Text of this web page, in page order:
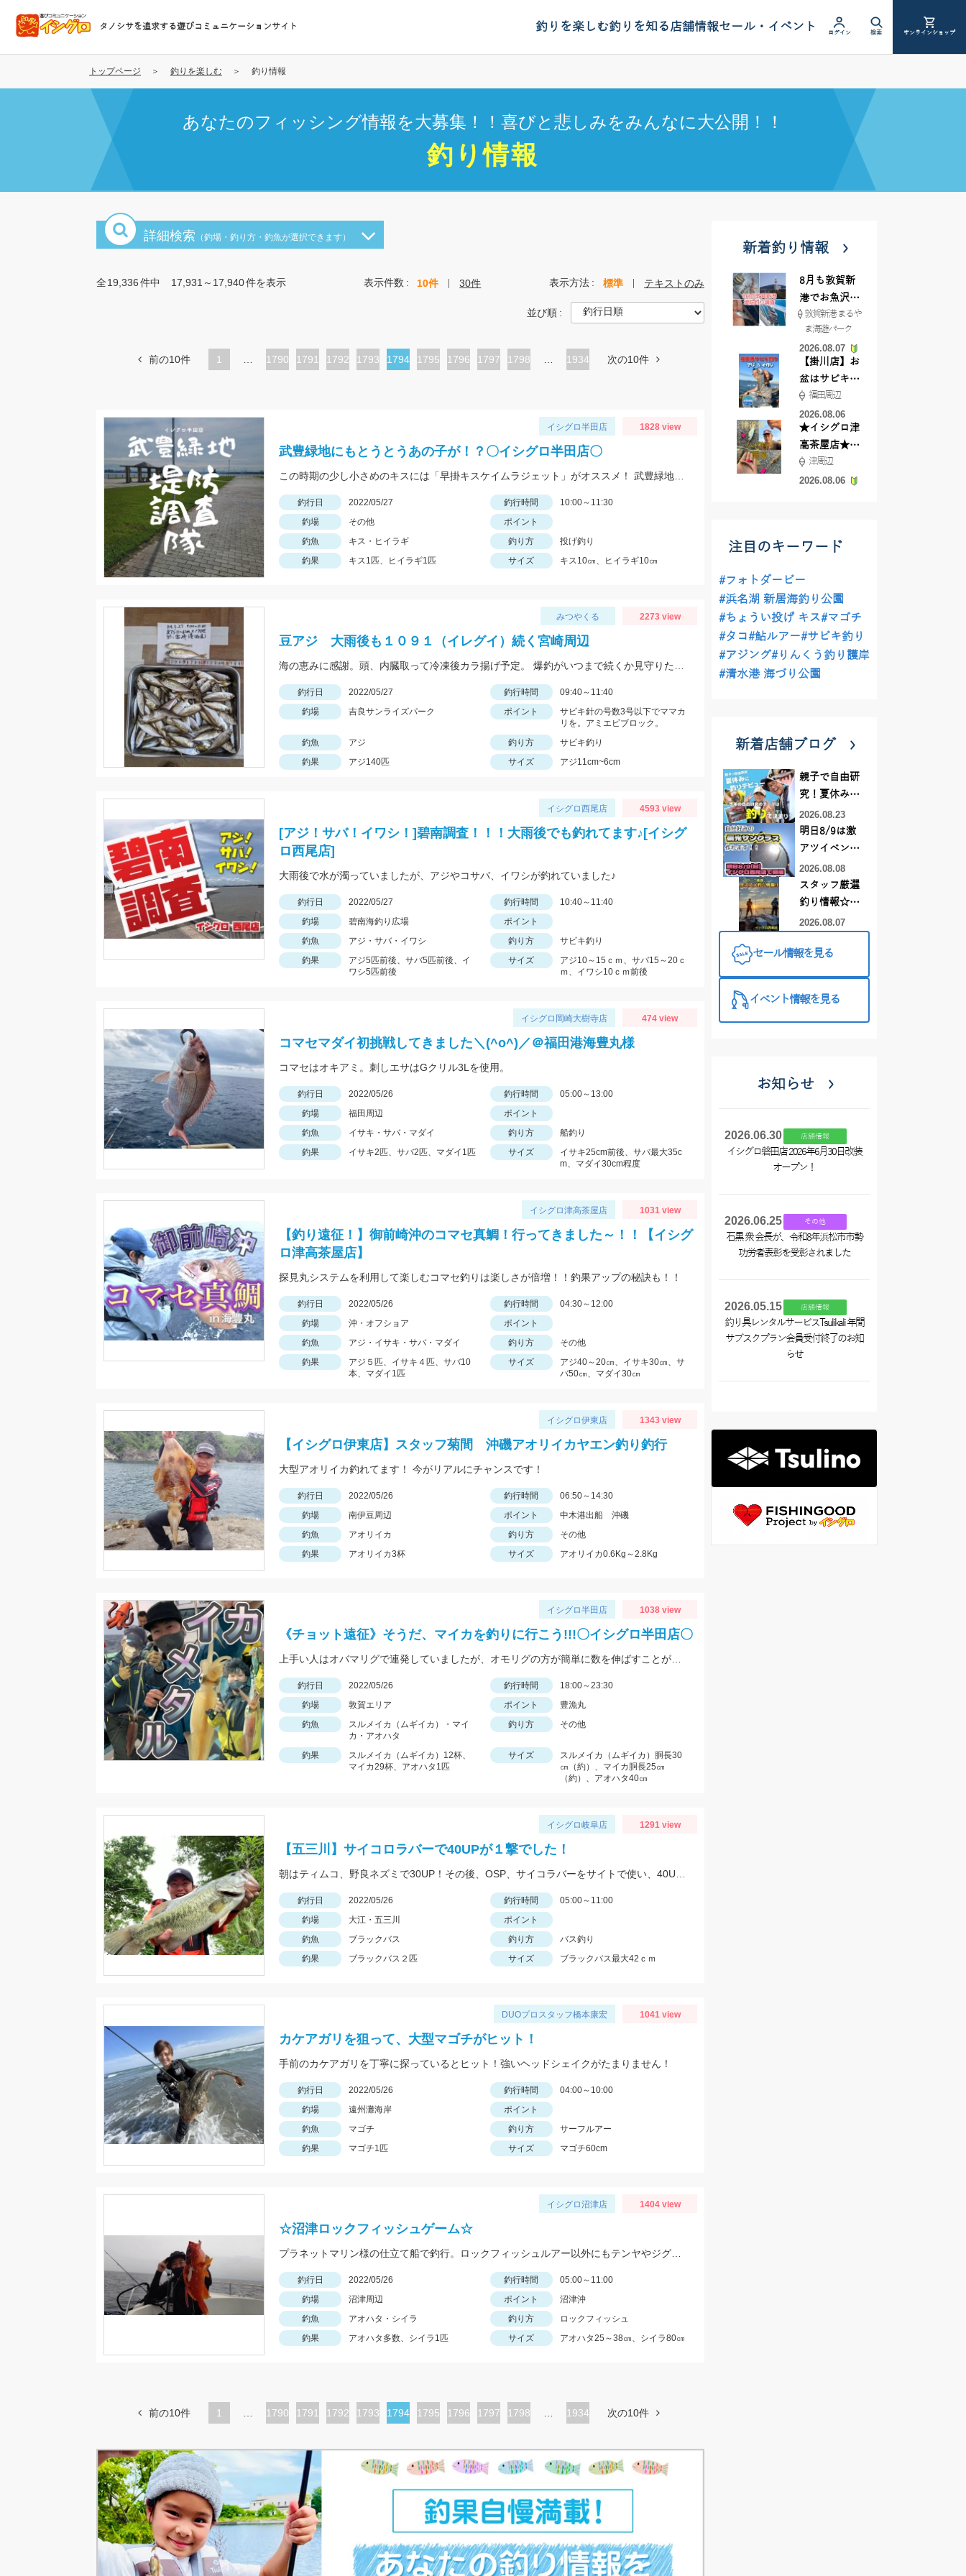
コ
テ
タノシサを追求する遊びコミュニケーションサイト 釣りを楽しむ釣りを知る店舗情報セール・イベント ログイン 検索 オンラインショップ
トップページ 釣りを楽しむ 釣り情報
あなたのフィッシング情報を大募集！！喜びと悲しみをみんなに大公開！！
釣り情報
詳細検索 （釣場・釣り方・釣魚が選択できます）
全19,336件中 17,931～17,940件を表示 表示件数 10件 30件 表示方法 標準 テキストのみ
並び順
前の10件 1
ペ
1790
ペ
1791
ペ
1792
ペ
1793
カ
ペ
1794
ペ
1795
ペ
1796
ペ
1797
ペ
1798 1934 次の10件
イシグロ半田店 1828 view
武豊緑地にもとうとうあの子が！？〇イシグロ半田店〇
釣行日 2022/05/27 釣行時間
10:00～11:30
釣場
その他
ポイント
釣魚
キス・ヒイラギ 釣り方
投げ釣り
釣果
キス1匹、ヒイラギ1匹 サイズ キス10㎝、ヒイラギ10㎝
みつやくる 2273 view
豆アジ 大雨後も１０９１（イレグイ）続く宮崎周辺
釣行日 2022/05/27 釣行時間
09:40～11:40
釣場
吉良サンライズパーク ポイント
サビキ針の号数3号以下でママカ
リを。アミエビブロック。
釣魚
アジ 釣り方
サビキ釣り
釣果
アジ140匹 サイズ アジ11cm~6cm
イシグロ西尾店 4593 view
[アジ！サバ！イワシ！]碧南調査！！！大雨後でも釣れてます♪[イシグ
ロ西尾店]
大雨後で水が濁っていましたが、アジやコサバ、イワシが釣れていました♪
釣行日 2022/05/27 釣行時間
10:40～11:40
釣場
碧南海釣り広場
ポイント
釣魚
アジ・サバ・イワシ 釣り方
サビキ釣り
釣果
アジ5匹前後、サバ5匹前後、イ
ワシ5匹前後
サイズ
アジ10～15ｃｍ、サバ15～20ｃ
ｍ、イワシ10ｃｍ前後
イシグロ岡崎大樹寺店 474 view
コマセマダイ初挑戦してきました＼(^o^)／＠福田港海豊丸様
コマセはオキアミ。刺しエサはGクリル3Lを使用。
釣行日 2022/05/26 釣行時間
05:00～13:00
釣場
福田周辺
ポイント
釣魚
イサキ・サバ・マダイ 釣り方
船釣り
釣果
イサキ2匹、サバ2匹、マダイ1匹 サイズ
イサキ25cm前後、サバ最大35c
m、マダイ30cm程度
イシグロ津高茶屋店 1031 view
【釣り遠征！】御前崎沖のコマセ真鯛！行ってきました～！！【イシグ
ロ津高茶屋店】
探見丸システムを利用して楽しむコマセ釣りは楽しさが倍増！！釣果アップの秘訣も！！
釣行日 2022/05/26 釣行時間
04:30～12:00
釣場
沖・オフショア
ポイント
釣魚
アジ・イサキ・サバ・マダイ 釣り方
その他
釣果
アジ５匹、イサキ４匹、サバ10
本、マダイ1匹
サイズ
アジ40～20㎝、イサキ30㎝、サ
バ50㎝、マダイ30㎝
イシグロ伊東店 1343 view
【イシグロ伊東店】スタッフ菊間 沖磯アオリイカヤエン釣り釣行
大型アオリイカ釣れてます！ 今がリアルにチャンスです！
釣行日 2022/05/26 釣行時間
06:50～14:30
釣場
南伊豆周辺 ポイント
中木港出船 沖磯
釣魚
アオリイカ 釣り方
その他
釣果
アオリイカ3杯 サイズ アオリイカ0.6Kg～2.8Kg
イシグロ半田店 1038 view
《チョット遠征》そうだ、マイカを釣りに行こう!!!〇イシグロ半田店〇
釣行日 2022/05/26 釣行時間
18:00～23:30
釣場
敦賀エリア ポイント
豊漁丸
釣魚
スルメイカ（ムギイカ）・マイ
カ・アオハタ
釣り方 その他
釣果
スルメイカ（ムギイカ）12杯、
マイカ29杯、アオハタ1匹
サイズ
スルメイカ（ムギイカ）胴長30
㎝（約）、マイカ胴長25㎝
（約）、アオハタ40㎝
イシグロ岐阜店 1291 view
【五三川】サイコロラバーで40UPが１撃でした！
釣行日 2022/05/26 釣行時間
05:00～11:00
釣場
大江・五三川
ポイント
釣魚
ブラックバス 釣り方
バス釣り
釣果
ブラックバス２匹 サイズ ブラックバス最大42ｃｍ
DUOプロスタッフ橋本康宏 1041 view
カケアガリを狙って、大型マゴチがヒット！
手前のカケアガリを丁寧に探っているとヒット！強いヘッドシェイクがたまりません！
釣行日 2022/05/26 釣行時間
04:00～10:00
釣場
遠州灘海岸
ポイント
釣魚
マゴチ 釣り方
サーフルアー
釣果
マゴチ1匹 サイズ マゴチ60cm
イシグロ沼津店 1404 view
☆沼津ロックフィッシュゲーム☆
釣行日 2022/05/26 釣行時間
05:00～11:00
釣場
沼津周辺 ポイント
沼津沖
釣魚
アオハタ・シイラ 釣り方
ロックフィッシュ
釣果
アオハタ多数、シイラ1匹 サイズ アオハタ25～38㎝、シイラ80㎝
前の10件 1
ペ
1790
ペ
ジ
1791
ペ
1792
ペ
1793
カ
ト
ジ
1794
ペ
1795
ペ
1796
ペ
1797
ペ
1798 1934 次の10件
新着釣り情報
8月も敦賀新
港でお魚沢山
♪ イシグロ彦
根店
敦賀新港 まるや
ま海遊パーク
2026.08.07
【掛川店】お
盆はサビキ釣
りいきません
か?
福田周辺
2026.08.06
★イシグロ津
高茶屋店★津
近郊ハゼ釣れ
てます！
津周辺
2026.08.06
注目のキーワード
#フォトダービー
#浜名湖 新居海釣り公園
#ちょうい投げ キス#マゴチ
#タコ#鮎ルアー#サビキ釣り
#アジング#りんくう釣り護岸
#清水港 海づり公園
新着店舗ブログ
親子で自由研
究！夏休みに
釣りデビュー
2026.08.23
明日8/9は激
アツイベント
日！！！～オ
ーダー偏光グ
ラス受注会～
2026.08.08
スタッフ厳選
釣り情報☆彡
連休は何釣り
♪【イシグロ
2026.08.07
セール情報を見る
イベント情報を見る
お知らせ
2026.06.30 店舗情報
イシグロ磐田店 2026年6月30日改装
オープン！
2026.06.25 その他
石黒 衆 会長が、令和8年浜松市市勢
功労者表彰を受彰されました
2026.05.15 店舗情報
釣り具レンタルサービスTsulikali 年間
サブスクプラン会員受付終了のお知
らせ